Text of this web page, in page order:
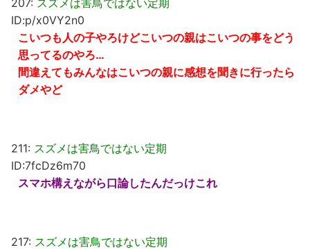
207: スズメは害鳥ではない定期
ID:p/x0VY2n0
こいつも人の子やろけどこいつの親はこいつの事をどう
思ってるのやろ…
間違えてもみんなはこいつの親に感想を聞きに行ったら
ダメやど
211: スズメは害鳥ではない定期
ID:7fcDz6m70
スマホ構えながら口論したんだっけこれ
217: スズメは害鳥ではない定期